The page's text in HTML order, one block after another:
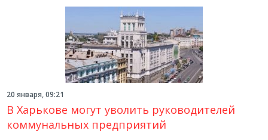
20 января, 09:21
В Харькове могут уволить руководителей
коммунальных предприятий